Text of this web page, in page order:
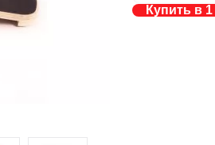
Купить в 1